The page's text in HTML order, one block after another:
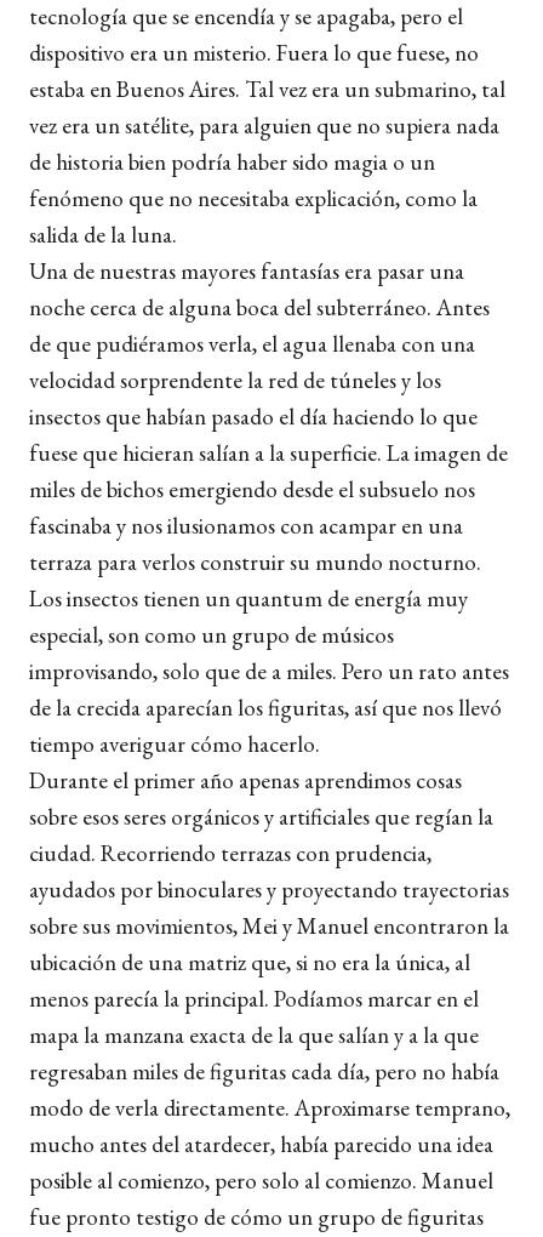
tecnología que se encendía y se apagaba, pero el
dispositivo era un misterio. Fuera lo que fuese, no
estaba en Buenos Aires. Tal vez era un submarino, tal
vez era un satélite, para alguien que no supiera nada
de historia bien podría haber sido magia o un
fenómeno que no necesitaba explicación, como la
salida de la luna.
Una de nuestras mayores fantasías era pasar una
noche cerca de alguna boca del subterráneo. Antes
de que pudiéramos verla, el agua llenaba con una
velocidad sorprendente la red de túneles y los
insectos que habían pasado el día haciendo lo que
fuese que hicieran salían a la superficie. La imagen de
miles de bichos emergiendo desde el subsuelo nos
fascinaba y nos ilusionamos con acampar en una
terraza para verlos construir su mundo nocturno.
Los insectos tienen un quantum de energía muy
especial, son como un grupo de músicos
improvisando, solo que de a miles. Pero un rato antes
de la crecida aparecían los figuritas, así que nos llevó
tiempo averiguar cómo hacerlo.
Durante el primer año apenas aprendimos cosas
sobre esos seres orgánicos y artificiales que regían la
ciudad. Recorriendo terrazas con prudencia,
ayudados por binoculares y proyectando trayectorias
sobre sus movimientos, Mei y Manuel encontraron la
ubicación de una matriz que, si no era la única, al
menos parecía la principal. Podíamos marcar en el
mapa la manzana exacta de la que salían y a la que
regresaban miles de figuritas cada día, pero no había
modo de verla directamente. Aproximarse temprano,
mucho antes del atardecer, había parecido una idea
posible al comienzo, pero solo al comienzo. Manuel
fue pronto testigo de cómo un grupo de figuritas